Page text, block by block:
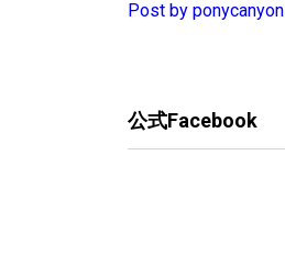
Post by ponycanyon
公式Facebook